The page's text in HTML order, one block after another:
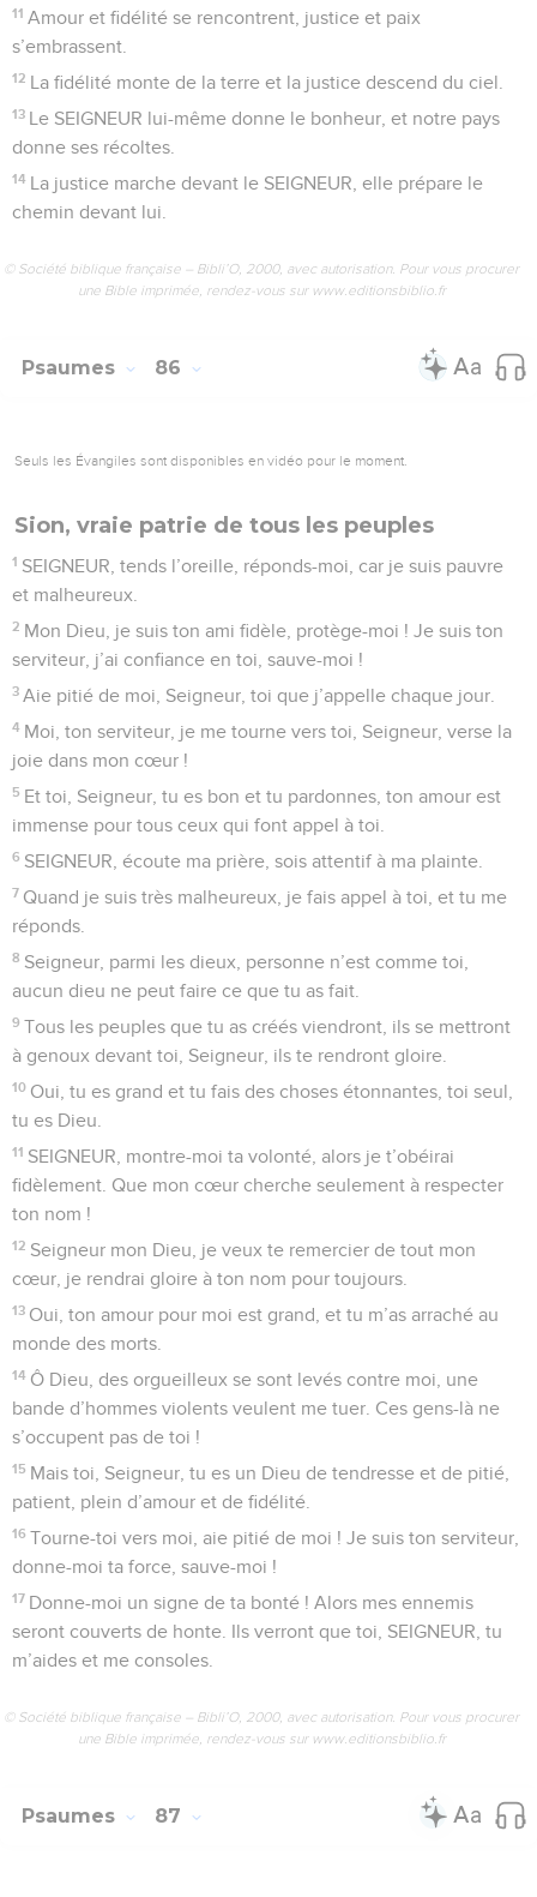
11 Amour et fidélité se rencontrent, justice et paix
s’embrassent.
12 La fidélité monte de la terre et la justice descend du ciel.
13 Le SEIGNEUR lui-même donne le bonheur, et notre pays
donne ses récoltes.
14 La justice marche devant le SEIGNEUR, elle prépare le
chemin devant lui.
© Société biblique française – Bibli’O, 2000, avec autorisation. Pour vous procurer
une Bible imprimée, rendez-vous sur www.editionsbiblio.fr
Psaumes 86
Seuls les Évangiles sont disponibles en vidéo pour le moment.
Sion, vraie patrie de tous les peuples
1 SEIGNEUR, tends l’oreille, réponds-moi, car je suis pauvre
et malheureux.
2 Mon Dieu, je suis ton ami fidèle, protège-moi ! Je suis ton
serviteur, j’ai confiance en toi, sauve-moi !
3 Aie pitié de moi, Seigneur, toi que j’appelle chaque jour.
4 Moi, ton serviteur, je me tourne vers toi, Seigneur, verse la
joie dans mon cœur !
5 Et toi, Seigneur, tu es bon et tu pardonnes, ton amour est
immense pour tous ceux qui font appel à toi.
6 SEIGNEUR, écoute ma prière, sois attentif à ma plainte.
7 Quand je suis très malheureux, je fais appel à toi, et tu me
réponds.
8 Seigneur, parmi les dieux, personne n’est comme toi,
aucun dieu ne peut faire ce que tu as fait.
9 Tous les peuples que tu as créés viendront, ils se mettront
à genoux devant toi, Seigneur, ils te rendront gloire.
10 Oui, tu es grand et tu fais des choses étonnantes, toi seul,
tu es Dieu.
11 SEIGNEUR, montre-moi ta volonté, alors je t’obéirai
fidèlement. Que mon cœur cherche seulement à respecter
ton nom !
12 Seigneur mon Dieu, je veux te remercier de tout mon
cœur, je rendrai gloire à ton nom pour toujours.
13 Oui, ton amour pour moi est grand, et tu m’as arraché au
monde des morts.
14 Ô Dieu, des orgueilleux se sont levés contre moi, une
bande d’hommes violents veulent me tuer. Ces gens-là ne
s’occupent pas de toi !
15 Mais toi, Seigneur, tu es un Dieu de tendresse et de pitié,
patient, plein d’amour et de fidélité.
16 Tourne-toi vers moi, aie pitié de moi ! Je suis ton serviteur,
donne-moi ta force, sauve-moi !
17 Donne-moi un signe de ta bonté ! Alors mes ennemis
seront couverts de honte. Ils verront que toi, SEIGNEUR, tu
m’aides et me consoles.
© Société biblique française – Bibli’O, 2000, avec autorisation. Pour vous procurer
une Bible imprimée, rendez-vous sur www.editionsbiblio.fr
Psaumes 87